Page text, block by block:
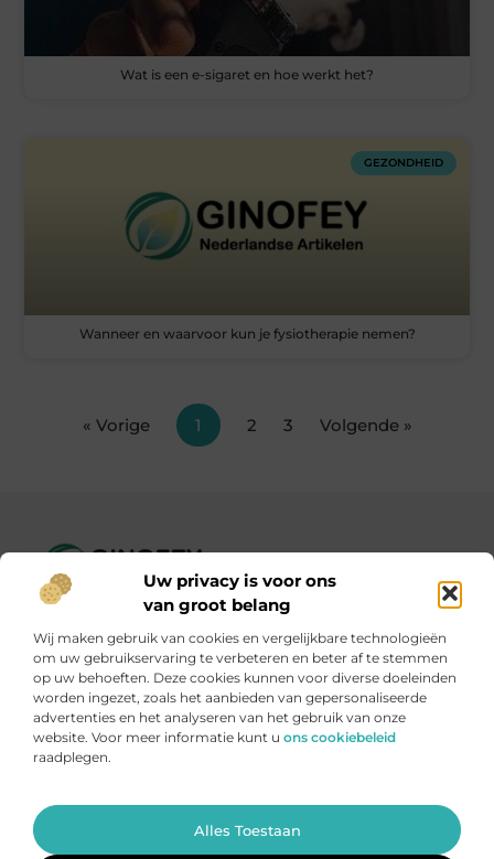
Uw privacy is voor ons
van groot belang
Wij maken gebruik van cookies en vergelijkbare technologieën
om uw gebruikservaring te verbeteren en beter af te stemmen
op uw behoeften. Deze cookies kunnen voor diverse doeleinden
worden ingezet, zoals het aanbieden van gepersonaliseerde
advertenties en het analyseren van het gebruik van onze
website. Voor meer informatie kunt u ons cookiebeleid
raadplegen.
Alles Toestaan Ga Naar
Wat is een e-sigaret en hoe werkt het?
GEZONDHEID
Wanneer en waarvoor kun je fysiotherapie nemen?
« Vorige 1 2 3 Volgende »
Ginofey.nl – Van alledaags tot bijzonder, altijd iets te lezen!
Wij verzamelen blogs en artikelen over een grote
verscheidenheid aan onderwerpen, die alles uit het dagelijks
leven bestrijken.
Onze informatie